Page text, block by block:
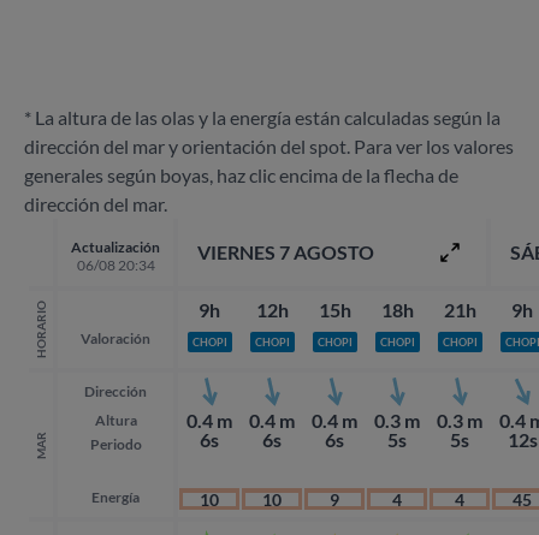
* La altura de las olas y la energía están calculadas según la
dirección del mar y orientación del spot. Para ver los valores
generales según boyas, haz clic encima de la flecha de
dirección del mar.
Actualización
06/08 20:34
HORARIO Valoración
MAR
Dirección
Altura
Periodo
Energía
VIERNES 7 AGOSTO
9h
CHOPI
0.4 m
6s
10
12h
CHOPI
0.4 m
6s
10
15h
CHOPI
0.4 m
6s
9
18h
CHOPI
0.3 m
5s
4
21h
CHOPI
0.3 m
5s
4
9h
CHOPI
0.4
12s
45